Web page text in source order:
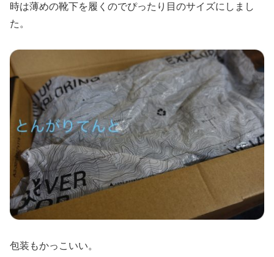
時は薄めの靴下を履くのでぴったり目のサイズにしまし
た。
包装もかっこいい。